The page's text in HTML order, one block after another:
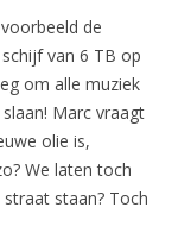
de
van 6 TB op
om alle muziek
Marc vraagt
olie is,
We laten toch
staan? Toch